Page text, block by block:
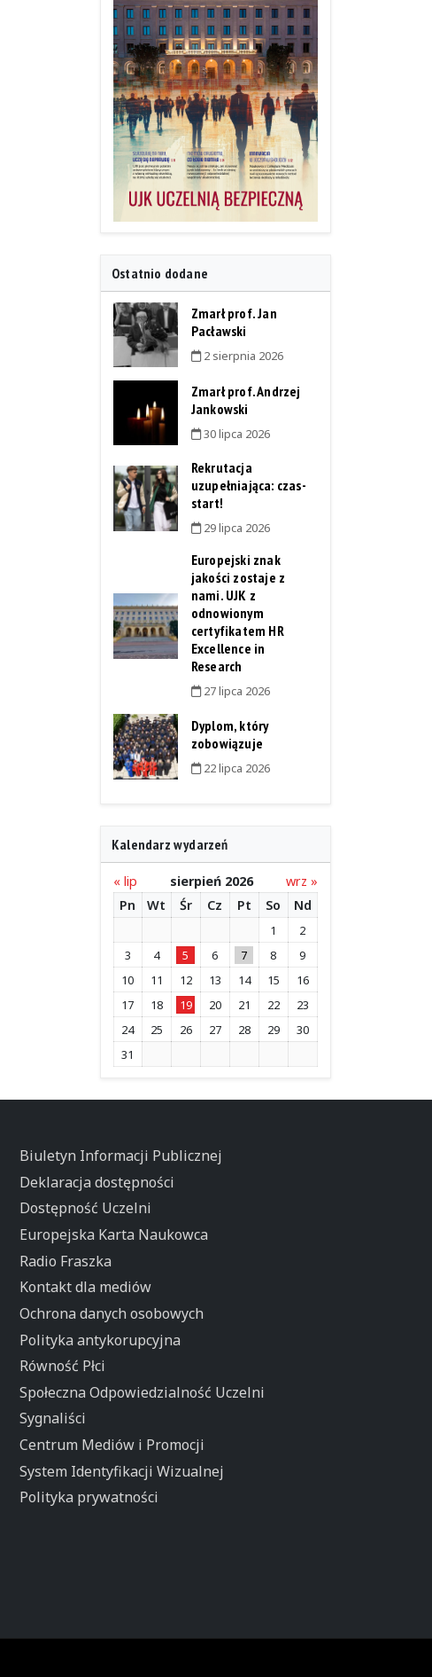
Ostatnio dodane
Zmarł prof. Jan
Pacławski
2 sierpnia 2026
Zmarł prof. Andrzej
Jankowski
30 lipca 2026
Rekrutacja
uzupełniająca: czas-
start!
29 lipca 2026
Europejski znak
jakości zostaje z
nami. UJK z
odnowionym
certyfikatem HR
Excellence in
Research
27 lipca 2026
Dyplom, który
zobowiązuje
22 lipca 2026
Kalendarz wydarzeń
« lip sierpień 2026
wrz »
Pn
Wt Śr Cz Pt So Nd
1
2
3
4 5 6 7 8
9
10
11 12 13 14 15
16
17
18 19 20 21 22
23
24
25 26 27 28 29
30
31
Biuletyn Informacji Publicznej
Deklaracja dostępności
Dostępność Uczelni
Europejska Karta Naukowca
Radio Fraszka
Kontakt dla mediów
Ochrona danych osobowych
Polityka antykorupcyjna
Równość Płci
Społeczna Odpowiedzialność Uczelni
Sygnaliści
Centrum Mediów i Promocji
System Identyfikacji Wizualnej
Polityka prywatności